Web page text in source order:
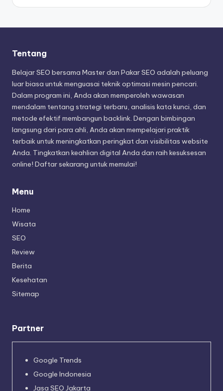
Tentang
Belajar SEO bersama Master dan Pakar SEO adalah peluang
luar biasa untuk menguasai teknik optimasi mesin pencari.
Dalam program ini, Anda akan memperoleh wawasan
mendalam tentang strategi terbaru, analisis kata kunci, dan
metode efektif membangun backlink. Dengan bimbingan
langsung dari para ahli, Anda akan mempelajari praktik
terbaik untuk meningkatkan peringkat dan visibilitas website
Anda. Tingkatkan keahlian digital Anda dan raih kesuksesan
online! Daftar sekarang untuk memulai!
Menu
Home
Wisata
SEO
Review
Berita
Kesehatan
Sitemap
Partner
Google Trends
Google Indonesia
Jasa SEO Jakarta